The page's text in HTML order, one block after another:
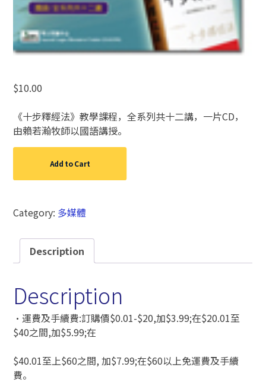
$10.00
《十步釋經法》教學課程，全系列共十二講，一片CD，
由賴若瀚牧師以國語講授。
Add to Cart
Category: 多媒體
Description
Description
‧運費及手續費:訂購價$0.01-$20,加$3.99;在$20.01至
$40之間,加$5.99;在
$40.01至上$60之間, 加$7.99;在$60以上免運費及手續
費。